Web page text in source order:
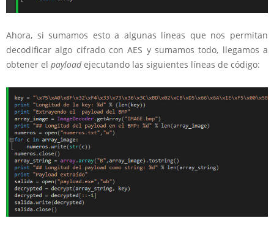
Ahora, si sumamos esto a algunas líneas que nos permitan
decodificar algo cifrado con AES y sumamos todo, llegamos a
obtener el payloadejecutando las siguientes líneas de código: